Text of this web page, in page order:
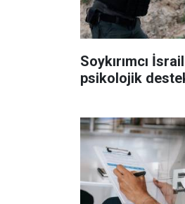
Soykırımcı
psikolojik